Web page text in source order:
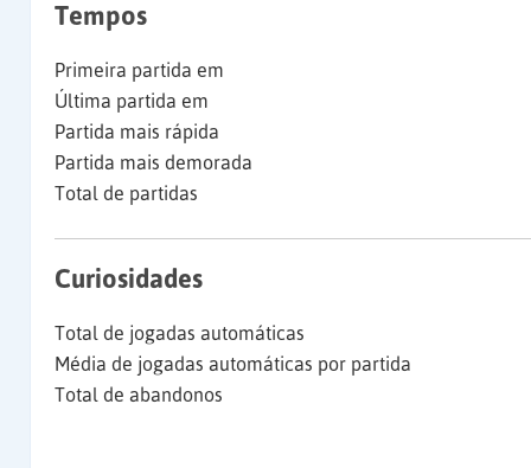
Tempos
Primeira partida em
Última partida em
Partida mais rápida
Partida mais demorada
Total de partidas
Curiosidades
Total de jogadas automáticas
Média de jogadas automáticas por partida
Total de abandonos